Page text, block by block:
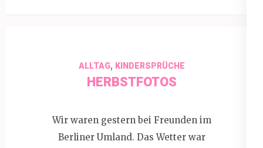
ALLTAG, KINDERSPRÜCHE
HERBSTFOTOS
Wir waren gestern bei Freunden im
Berliner Umland. Das Wetter war